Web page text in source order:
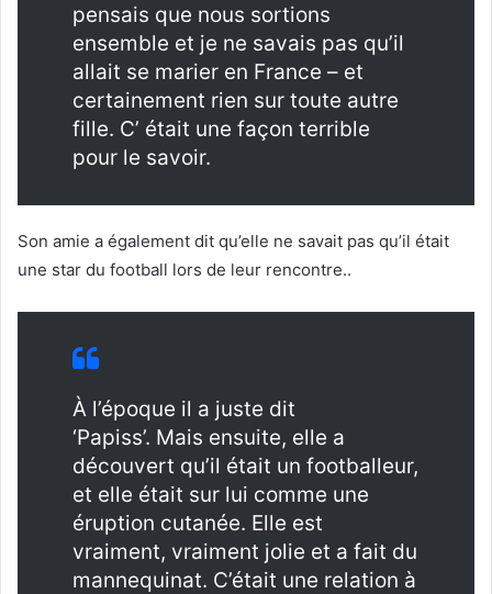
pensais que nous sortions
ensemble et je ne savais pas qu’il
allait se marier en France – et
certainement rien sur toute autre
fille. C’ était une façon terrible
pour le savoir.
Son amie a également dit qu’elle ne savait pas qu’il était
une star du football lors de leur rencontre..
À l’époque il a juste dit
‘Papiss’. Mais ensuite, elle a
découvert qu’il était un footballeur,
et elle était sur lui comme une
éruption cutanée. Elle est
vraiment, vraiment jolie et a fait du
mannequinat. C’était une relation à